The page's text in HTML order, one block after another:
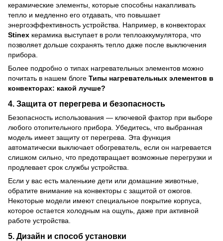
керамические элементы, которые способны накапливать
тепло и медленно его отдавать, что повышает
энергоэффективность устройства. Например, в конвекторах
Stinex керамика выступает в роли теплоаккумулятора, что
позволяет дольше сохранять тепло даже после выключения
прибора.
Более подробно о типах нагревательных элементов можно
почитать в нашем блоге Типы нагревательных элементов в
конвекторах: какой лучше?
4. Защита от перегрева и безопасность
Безопасность использования — ключевой фактор при выборе
любого отопительного прибора. Убедитесь, что выбранная
модель имеет защиту от перегрева. Эта функция
автоматически выключает обогреватель, если он нагревается
слишком сильно, что предотвращает возможные перегрузки и
продлевает срок службы устройства.
Если у вас есть маленькие дети или домашние животные,
обратите внимание на конвекторы с защитой от ожогов.
Некоторые модели имеют специальное покрытие корпуса,
которое остается холодным на ощупь, даже при активной
работе устройства.
5. Дизайн и способ установки